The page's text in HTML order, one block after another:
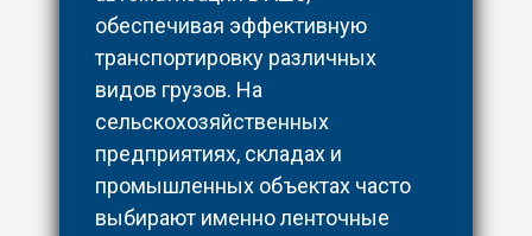
обеспечивая эффективную
транспортировку различных
видов грузов. На
сельскохозяйственных
предприятиях, складах и
промышленных объектах часто
выбирают именно ленточные